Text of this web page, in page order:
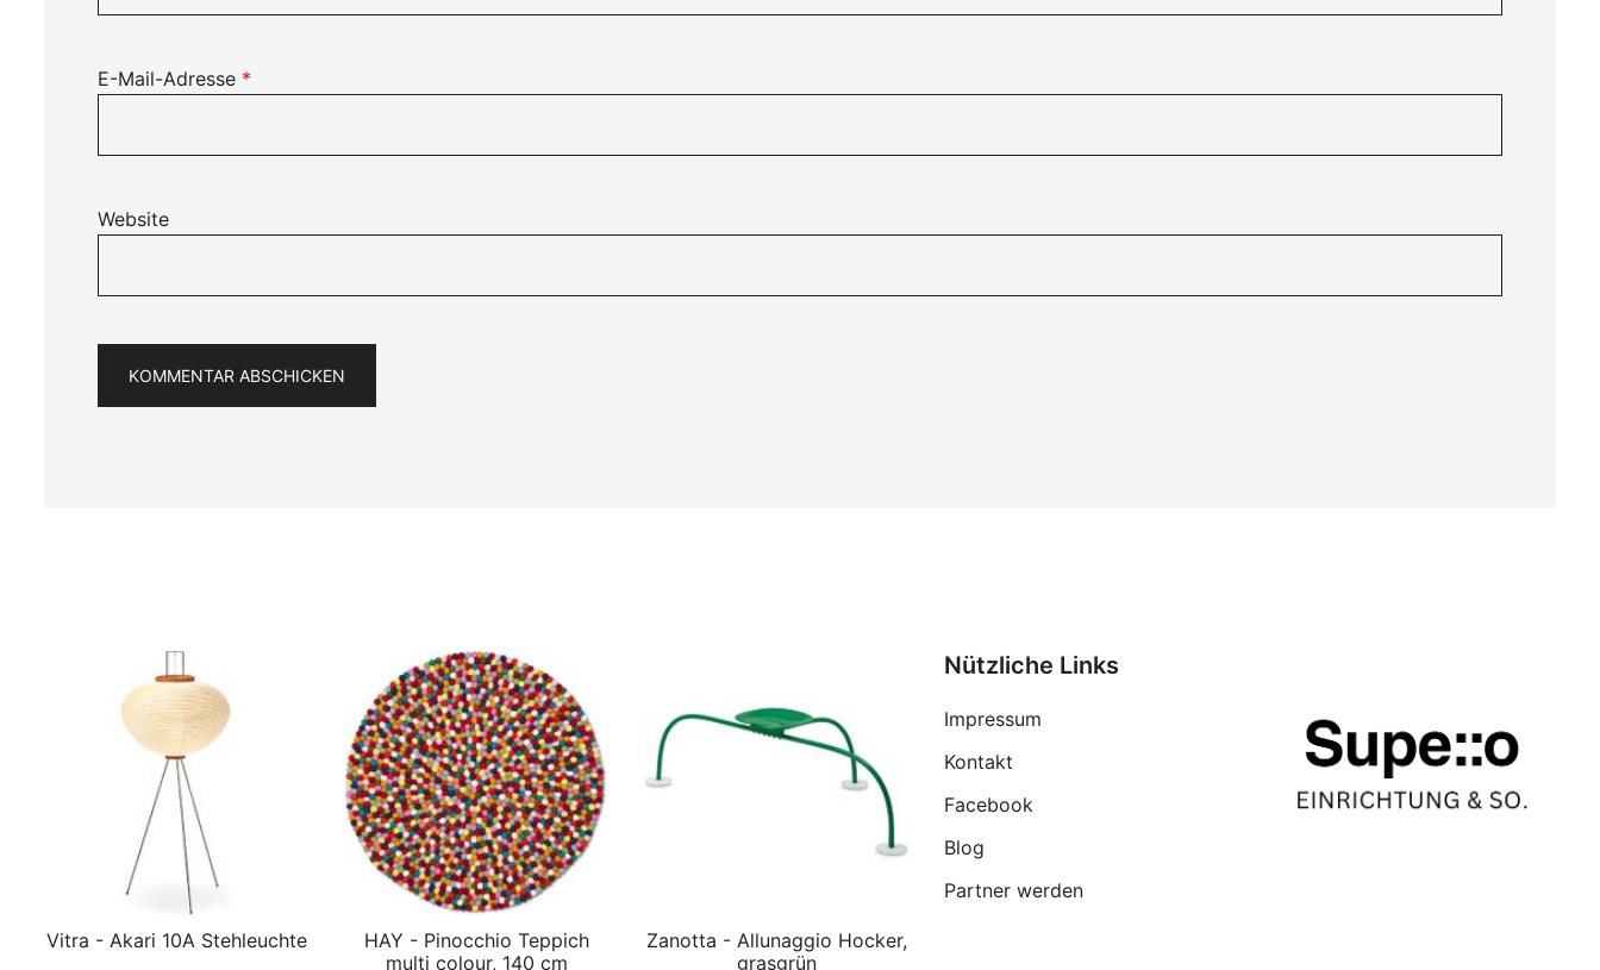
E-Mail-Adresse *
Website
Vitra - Akari 10A Stehleuchte
HAY - Pinocchio Teppich
multi colour, 140 cm
Zanotta - Allunaggio Hocker,
grasgrün
Nützliche Links
Impressum
Kontakt
Facebook
Blog
Partner werden